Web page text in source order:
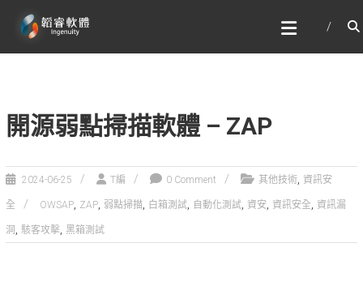
content
韜睿軟體有限公司
文字辨識與自然語言處理的專家
開源弱點掃描軟體 – ZAP
2024-06-25 T編 0 Comment 其他技術, 資訊安
全 OWSAP, ZAP, 弱點掃描, 白箱測試, 自動化測試, 資安, 資訊安全, 資訊漏
洞 , 駭客攻擊, 黑箱測試